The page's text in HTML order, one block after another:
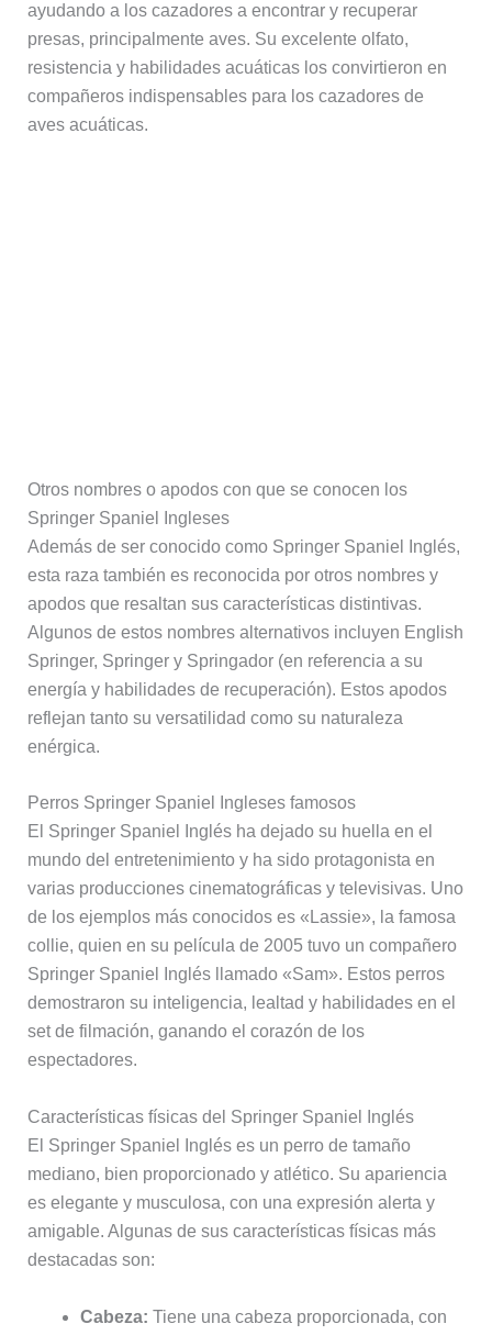
ayudando a los cazadores a encontrar y recuperar
presas, principalmente aves. Su excelente olfato,
resistencia y habilidades acuáticas los convirtieron en
compañeros indispensables para los cazadores de
aves acuáticas.
Otros nombres o apodos con que se conocen los
Springer Spaniel Ingleses
Además de ser conocido como Springer Spaniel Inglés,
esta raza también es reconocida por otros nombres y
apodos que resaltan sus características distintivas.
Algunos de estos nombres alternativos incluyen English
Springer, Springer y Springador (en referencia a su
energía y habilidades de recuperación). Estos apodos
reflejan tanto su versatilidad como su naturaleza
enérgica.
Perros Springer Spaniel Ingleses famosos
El Springer Spaniel Inglés ha dejado su huella en el
mundo del entretenimiento y ha sido protagonista en
varias producciones cinematográficas y televisivas. Uno
de los ejemplos más conocidos es «Lassie», la famosa
collie, quien en su película de 2005 tuvo un compañero
Springer Spaniel Inglés llamado «Sam». Estos perros
demostraron su inteligencia, lealtad y habilidades en el
set de filmación, ganando el corazón de los
espectadores.
Características físicas del Springer Spaniel Inglés
El Springer Spaniel Inglés es un perro de tamaño
mediano, bien proporcionado y atlético. Su apariencia
es elegante y musculosa, con una expresión alerta y
amigable. Algunas de sus características físicas más
destacadas son:
Cabeza: Tiene una cabeza proporcionada, con